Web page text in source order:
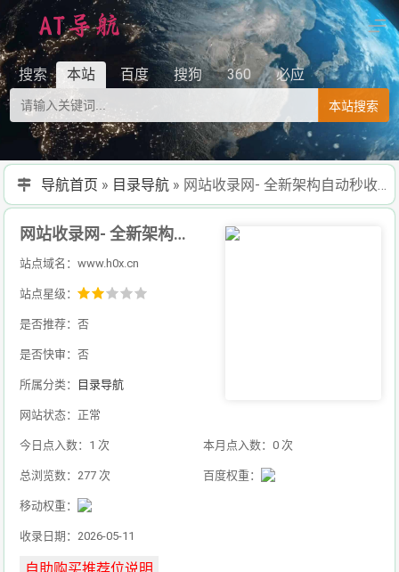
搜索 本站 百度 搜狗 360 必应
本站搜索
导航首页 » 目录导航» 网站收录网- 全新架构自动秒收录网址导航，实现自主提交，自动化收录，打造百万网址库
网站收录网- 全新架构自动秒收录网址导航，实现自主提交，自动化收录，打造百万网址库
站点域名：www.h0x.cn
站点星级：
是否推荐：否
是否快审：否
所属分类： 目录导航
网站状态：正常
今日点入数：1 次 本月点入数：0 次
总浏览数：277 次 百度权重：
移动权重：
收录日期：2026-05-11